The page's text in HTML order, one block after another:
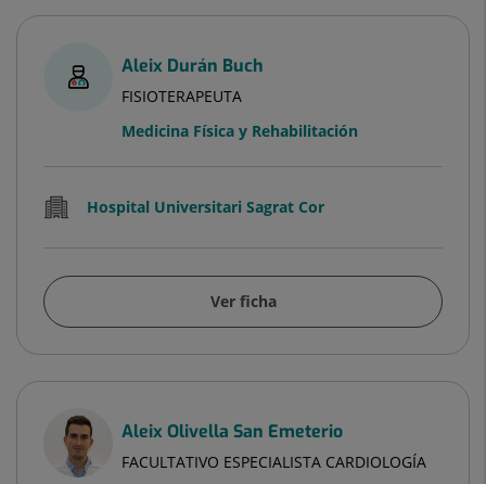
Aleix Durán Buch
FISIOTERAPEUTA
Medicina Física y Rehabilitación
Hospital Universitari Sagrat Cor
Ver ficha
Aleix Olivella San Emeterio
FACULTATIVO ESPECIALISTA CARDIOLOGÍA